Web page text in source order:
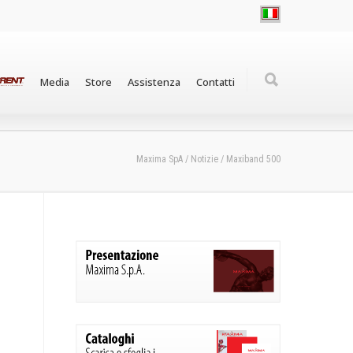
Media Store Assistenza Contatti
Maxima SpA / Notizie / Maxiband 500